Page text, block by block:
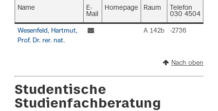
Name
E-
Mail
Homepage Raum
Telefon
030 4504
Wesenfeld, Hartmut,
Prof. Dr. rer. nat.
A 142b -2736
Nach oben
Studentische
Studienfachberatung